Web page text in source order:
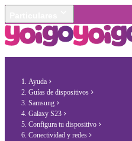
Ayuda
Guías de dispositivos
Samsung
Galaxy S23
Configura tu dispositivo
Conectividad y redes